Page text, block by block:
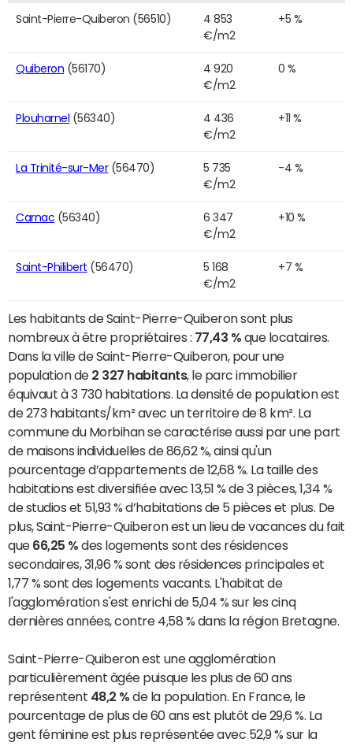
Saint-Pierre-Quiberon (56510)
4 853
€/m2
+5 %
Quiberon (56170)
4 920
€/m2
0 %
Plouharnel (56340)
4 436
€/m2
+11 %
La Trinité-sur-Mer(56470)
5 735
€/m2
-4 %
Carnac (56340)
6 347
€/m2
+10 %
Saint-Philibert (56470)
5 168
€/m2
+7 %
Les habitants de Saint-Pierre-Quiberon sont plus
nombreux à être propriétaires : 77,43 % que locataires.
Dans la ville de Saint-Pierre-Quiberon, pour une
population de 2 327 habitants, le parc immobilier
équivaut à 3 730 habitations. La densité de population est
de 273 habitants/km² avec un territoire de 8 km². La
commune du Morbihan se caractérise aussi par une part
de maisons individuelles de 86,62 %, ainsi qu'un
pourcentage d’appartements de 12,68 %. La taille des
habitations est diversifiée avec 13,51 % de 3 pièces, 1,34 %
de studios et 51,93 % d’habitations de 5 pièces et plus. De
plus, Saint-Pierre-Quiberon est un lieu de vacances du fait
que 66,25 % des logements sont des résidences
secondaires, 31,96 % sont des résidences principales et
1,77 % sont des logements vacants. L'habitat de
l'agglomération s'est enrichi de 5,04 % sur les cinq
dernières années, contre 4,58 % dans la région Bretagne.
Saint-Pierre-Quiberon est une agglomération
particulièrement âgée puisque les plus de 60 ans
représentent 48,2 % de la population. En France, le
pourcentage de plus de 60 ans est plutôt de 29,6 %. La
gent féminine est plus représentée avec 52,9 % sur la